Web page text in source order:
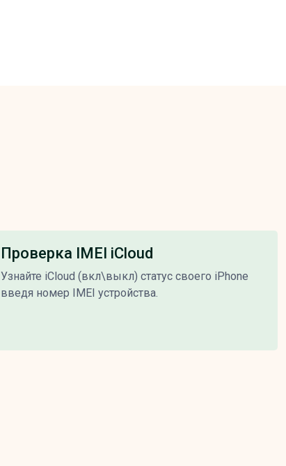
Проверка IMEI iCloud
Узнайте iCloud (вкл\выкл) статус своего iPhone
введя номер IMEI устройства.